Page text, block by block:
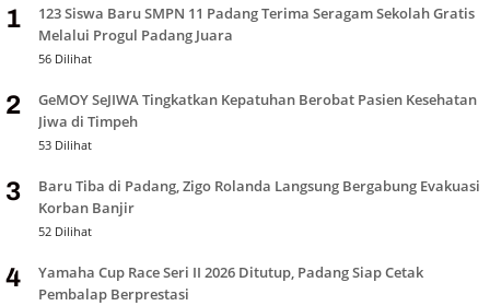
1
123 Siswa Baru SMPN 11 Padang Terima Seragam Sekolah Gratis
Melalui Progul Padang Juara
56 Dilihat
2
GeMOY SeJIWA Tingkatkan Kepatuhan Berobat Pasien Kesehatan
Jiwa di Timpeh
53 Dilihat
3
Baru Tiba di Padang, Zigo Rolanda Langsung Bergabung Evakuasi
Korban Banjir
52 Dilihat
4
Yamaha Cup Race Seri II 2026 Ditutup, Padang Siap Cetak
Pembalap Berprestasi